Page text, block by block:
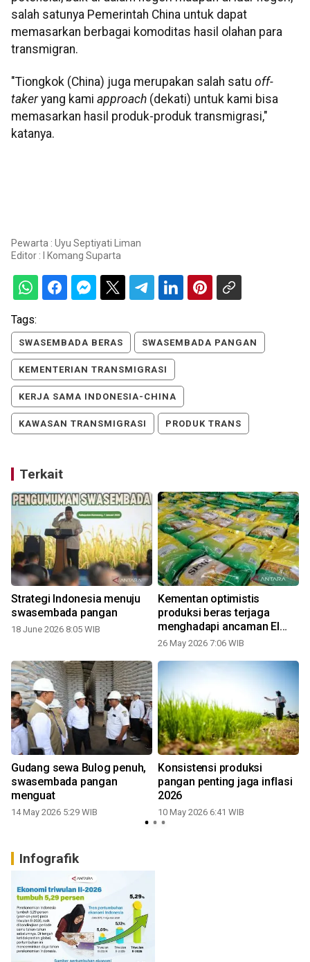
salah satunya Pemerintah China untuk dapat
memasarkan berbagai komoditas hasil olahan para
transmigran.
"Tiongkok (China) juga merupakan salah satu off-
takeryang kami approach (dekati) untuk kami bisa
memasarkan hasil produk-produk transmigrasi,"
katanya.
Pewarta : Uyu Septiyati Liman
Editor :
I Komang Suparta
Tags:
SWASEMBADA BERAS SWASEMBADA PANGAN
KEMENTERIAN TRANSMIGRASI
KERJA SAMA INDONESIA-CHINA
KAWASAN TRANSMIGRASI PRODUK TRANS
Terkait
Strategi Indonesia menuju
swasembada pangan
18 June 2026 8:05 WIB
Kementan optimistis
produksi beras terjaga
menghadapi ancaman El
Nino
26 May 2026 7:06 WIB
Gudang sewa Bulog penuh,
swasembada pangan
menguat
14 May 2026 5:29 WIB
Konsistensi produksi
pangan penting jaga inflasi
2026
10 May 2026 6:41 WIB
Infografik